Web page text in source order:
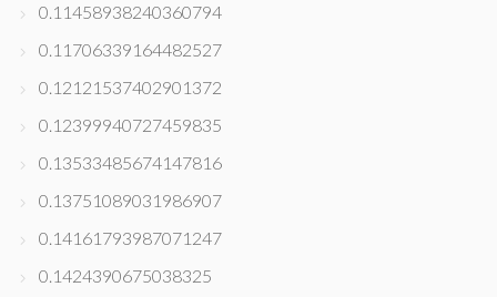
0.11458938240360794
0.11706339164482527
0.12121537402901372
0.12399940727459835
0.13533485674147816
0.13751089031986907
0.14161793987071247
0.1424390675038325